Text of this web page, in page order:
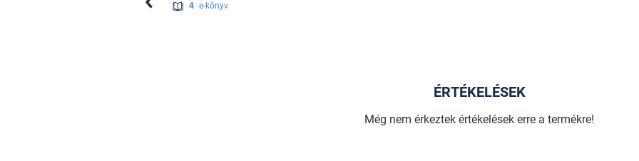
4 e-könyv
ÉRTÉKELÉSEK
Még nem érkeztek értékelések erre a termékre!